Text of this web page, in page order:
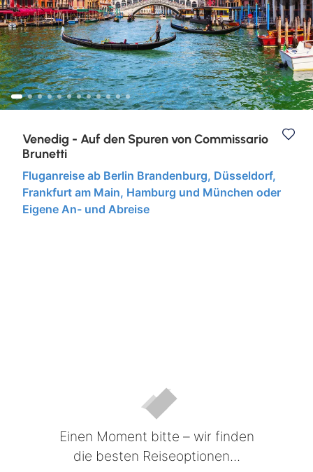
Kulturreisen
Kurzurlaub
Städtereisen
Europa
Venedig - Auf den Spuren von Commissario
Brunetti
Fluganreise ab Berlin Brandenburg, Düsseldorf,
Frankfurt am Main, Hamburg und München oder
Eigene An- und Abreise
Einen Moment bitte – wir finden
die besten Reiseoptionen...